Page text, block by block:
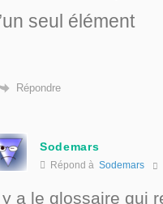
seul élément
Répondre
Sodemars
Répond à Sodemars
y a le glossaire qui